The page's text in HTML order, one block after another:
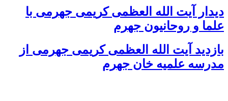
دیدار آیت الله العظمی کریمی جهرمی با
علما و روحانیون جهرم
بازدید آیت الله العظمی کریمی جهرمی از
مدرسه علمیه خان جهرم